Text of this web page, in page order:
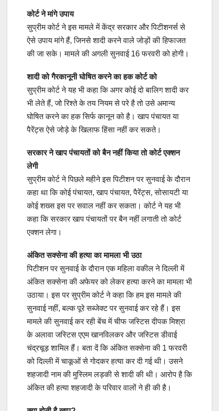
कोर्ट ने मांगे उपाय
सुप्रीम कोर्ट ने इस मामले में केंद्र सरकार और पिटीशनर्स से
ऐसे उपाय मांगे हैं, जिनसे शादी करने वाले जोड़ों की हिफाजत
की जा सके। मामले की अगली सुनवाई 16 फरवरी को होगी।
शादी को गैरकानूनी घोषित करने का हक कोर्ट को
सुप्रीम कोर्ट ने यह भी कहा कि अगर कोई दो बालिग शादी कर
भी लेते हैं, जो रिश्ते के तय नियम से परे है तो उसे अमान्य
घोषित करने का हक सिर्फ कानून को है। खाप पंचायत या
पैरेंट्स ऐसे जोड़े के खिलाफ हिंसा नहीं कर सकते।
सरकार ने खाप पंचायतों को बैन नहीं किया तो कोर्ट एक्शन
लेगी
सुप्रीम कोर्ट ने पिछले महीने इस पिटीशन पर सुनवाई के दौरान
कहा था कि कोई पंचायत, खाप पंचायत, पैरेंट्स, सोसायटी या
कोई शख्स इस पर सवाल नहीं कर सकता। कोर्ट ने यह भी
कहा कि सरकार खाप पंचायतों पर बैन नहीं लगाती तो कोर्ट
एक्शन लेगा।
अंकित सक्सेना की हत्या का मामला भी उठा
पिटीशन पर सुनवाई के दौरान एक महिला वकील ने दिल्ली में
अंकित सक्सेना की अफेयर को लेकर हत्या करने का मामला भी
उठाया। इस पर सुप्रीम कोर्ट ने कहा कि हम इस मामले की
सुनवाई नहीं, बल्क पूरे सब्जेक्ट पर सुनवाई कर रहे हैं। इस
मामले की सुनवाई कर रही बेंच में चीफ जस्टिस दीपक मिश्रा
के अलावा जस्टिस एएम खानविलकर और जस्टिस डीवाई
चंद्रचूड़ शामिल हैं। बता दें कि अंकित सक्सेना की 1 फरवरी
को दिल्ली में चाकूओं से गोदकर हत्या कर दी गई थी। उसने
शहजादी नाम की मुस्लिम लड़की से शादी की थी। आरोप है कि
अंकित की हत्या शहजादी के परिवार वालों ने ही की है।